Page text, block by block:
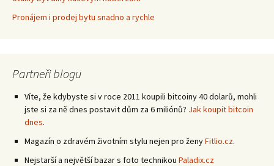
Pronájem i prodej bytu snadno a rychle
Partneři blogu
Víte, že kdybyste si v roce 2011 koupili bitcoiny 40 dolarů, mohli
jste si za ně dnes postavit dům za 6 miliónů? Jak koupit bitcoin
dnes.
Magazín o zdravém životním stylu nejen pro ženyFitlio.cz.
Nejstarší a největší bazar s foto technikou Paladix.cz